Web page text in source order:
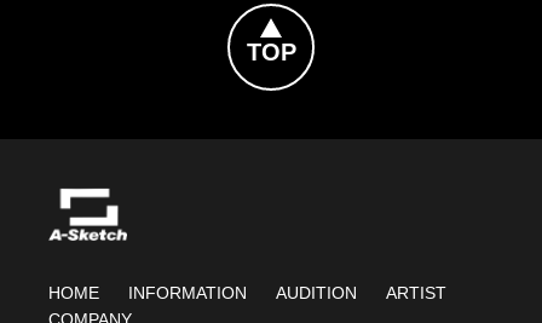
HOME INFORMATION AUDITION
ARTIST